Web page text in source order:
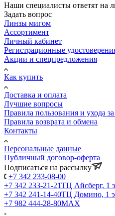
Наши специалисты ответят на
Задать вопрос
Линзы мигом
Ассортимент
Личный кабинет
Регистрационные
Акции и спецпредложения
Как купить
Доставка и оплата
Лучшие вопросы
Правила пользования и ухода
Правила возврата и обмена
Контакты
Персональные данные
Публичный договор-оферта
Подписаться на рассылку
+7 342 233-08-00
+7 342 233-21-21ТЦ Айсберг, 1
+7 342 241-14-40ТЦ Домино, 1
+7 982 444-28-80MAX